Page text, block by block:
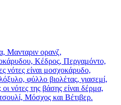
Μανταριν ορανζ,
Κέδρος, Περγαμόντο,
νότες είναι μοσχοκάρυδο,
φύλλο βιολέτας, γιασεμί,
νότες της βάσης είναι δέρμα,
Μόσχος και Βέτιβερ.